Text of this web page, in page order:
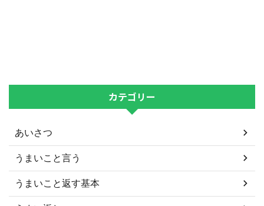
カテゴリー
あいさつ
うまいこと言う
うまいこと返す基本